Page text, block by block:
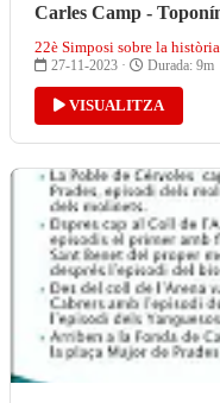
Carles Camp -
22è Simposi sobre la
27-11-2023 · Durada: 9m
VISUALITZA